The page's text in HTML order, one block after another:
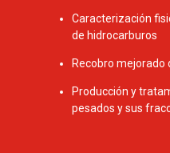
Caracterización
de hidrocarburos
Recobro mejorado
Producción y
pesados y sus